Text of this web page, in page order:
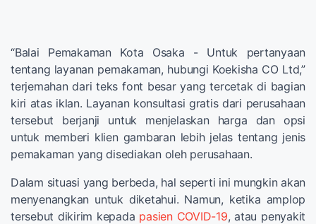
“Balai Pemakaman Kota Osaka - Untuk pertanyaan
tentang layanan pemakaman, hubungi Koekisha CO Ltd,”
terjemahan dari teks font besar yang tercetak di bagian
kiri atas iklan. Layanan konsultasi gratis dari perusahaan
tersebut berjanji untuk menjelaskan harga dan opsi
untuk memberi klien gambaran lebih jelas tentang jenis
pemakaman yang disediakan oleh perusahaan.
Dalam situasi yang berbeda, hal seperti ini mungkin akan
menyenangkan untuk diketahui. Namun, ketika amplop
tersebut dikirim kepada pasien COVID-19, atau penyakit